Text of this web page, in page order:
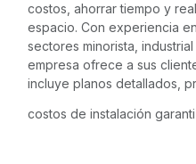
costos, ahorrar tiempo y
espacio. Con experiencia
sectores minorista,
empresa ofrece a sus
incluye planos detallados,
costos de instalación